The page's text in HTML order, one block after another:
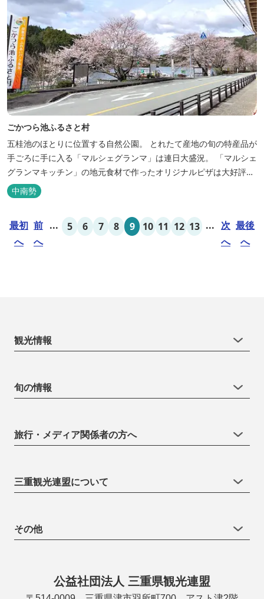
ごかつら池ふるさと村
五桂池のほとりに位置する自然公園。 とれたて産地の旬の特産品が
手ごろに手に入る「マルシェグランマ」は連日大盛況。 「マルシェ
グランマキッチン」の地元食材で作ったオリジナルピザは大好評！
バーベキューも楽しめます。食材と必要な道具がセットになった
「手ぶらバーベキューセット」も人気です。 『ごかつら池どうぶつ
気町のローカ...
中南勢
最初
へ
前
へ
... 5 6 7 8 9 10 11 12 13 ... 次
へ
最後
へ
観光情報
旬の情報
旅行・メディア関係者の方へ
三重観光連盟について
その他
公益社団法人 三重県観光連盟